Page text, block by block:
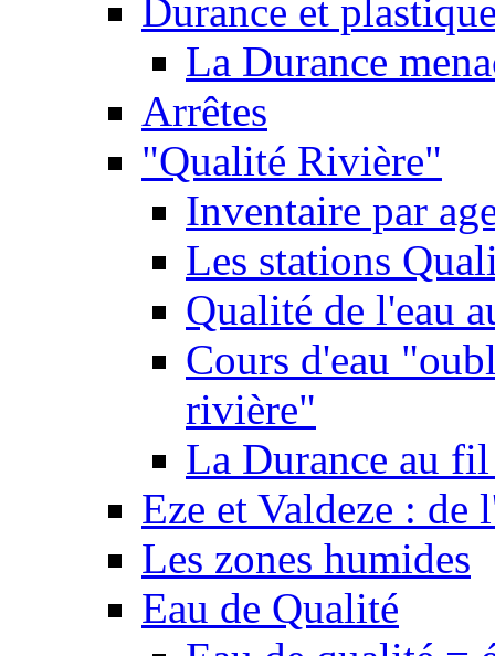
Durance et
La Durance
Arrêtes
"Qualité Rivière"
Inventaire par
Les stations
Qualité de l'eau
Cours d'eau
rivière"
La Durance au
Eze et Valdeze : de
Les zones humides
Eau de Qualité